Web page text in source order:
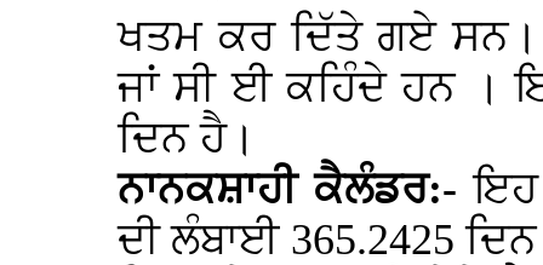
ਖਤਮ ਕਰ ਦਿੱਤੇ ਗਏ
ਜਾਂ ਸੀ ਈ ਕਹਿੰਦੇ ਹਨ ।
ਦਿਨ ਹੈ।
ਨਾਨਕਸ਼ਾਹੀ ਕੈਲੰਡਰ:- ਇਹ
ਦੀ ਲੰਬਾਈ 365.2425